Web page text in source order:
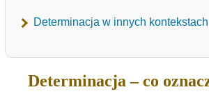
Determinacja w innych
Determinacja – co